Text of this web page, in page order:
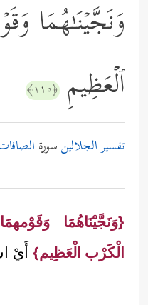
وَنَجَّیۡنَـٰهُمَا
ٱلۡعَظِیمِ ﴿١١٥﴾
تفسير الجلالينسورة
{وَنَجَّيْنَاهُمَا
الْكَرْب الْعَظِيم} أَيْ